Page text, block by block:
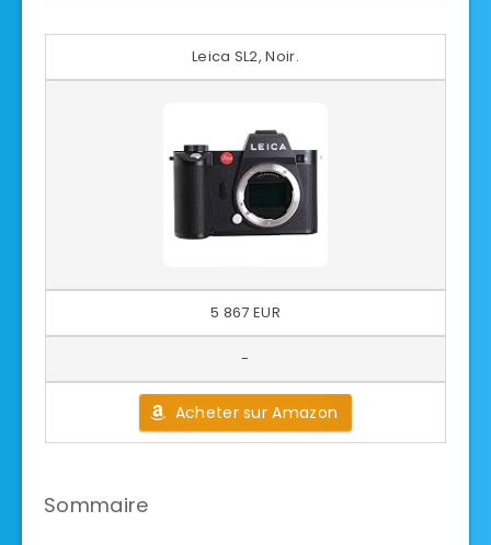
Leica SL2, Noir.
5 867 EUR
-
Acheter sur Amazon
Sommaire